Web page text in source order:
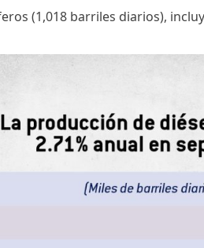
(1,018 barriles diarios),